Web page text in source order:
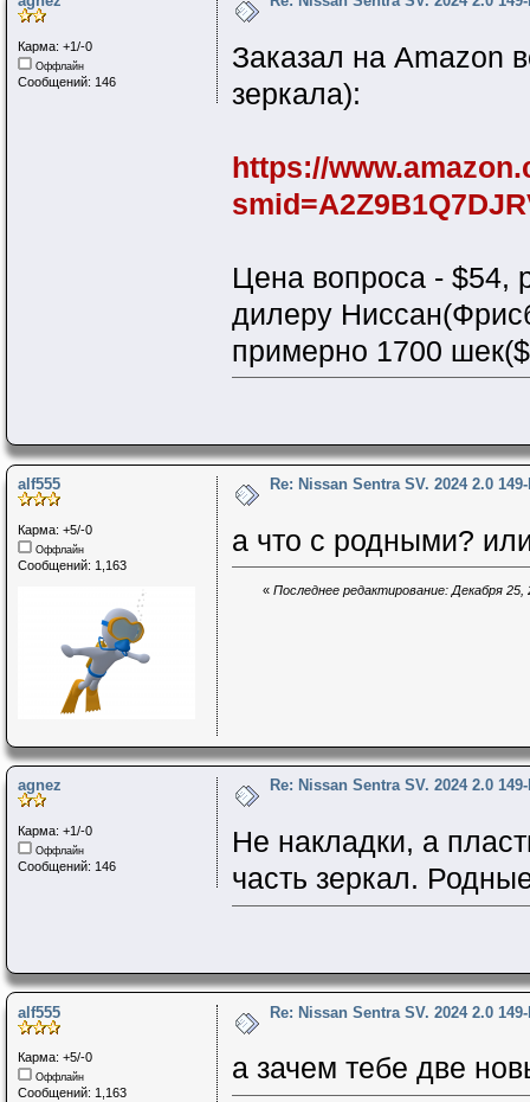
Карма: +1/-0
Оффлайн
Сообщений: 146
Заказал на Amazon
зеркала):
https://
Цена вопроса - $54,
дилеру
примерно 1700
alf555
Карма: +5/-0
Оффлайн
Сообщений: 1,163
Re: Nissan Sentra SV. 2024 2.0
а что с родными?
« Последнее редактирование: Декабря 25,
agnez
Карма: +1/-0
Оффлайн
Сообщений: 146
Re: Nissan Sentra SV. 2024 2.0
Не накладки, а
часть зеркал.
alf555
Карма: +5/-0
Оффлайн
Сообщений: 1,163
Re: Nissan Sentra SV. 2024 2.0
а зачем тебе две